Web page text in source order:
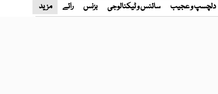
دلچسپ و عجیب سائنس و ٹیکنالوجی بزنس رائے مزید